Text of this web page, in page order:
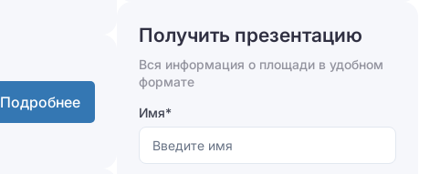
Подробнее
Отправляя форму, вы соглашаетесь на
Отправить
Получить презентацию
Вся информация о площади в удобном
формате
Имя*